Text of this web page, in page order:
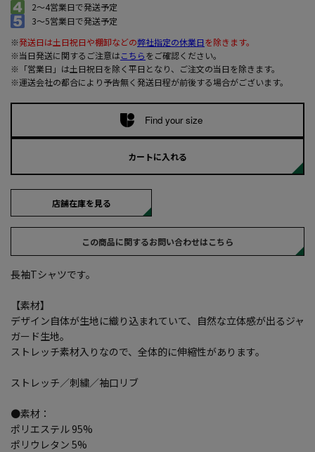
2～4営業日で発送予定
3～5営業日で発送予定
※発送日は土日祝日や棚卸などの弊社指定の休業日を除きます。
※当日発送に関するご注意はこちらをご確認ください。
※「営業日」は土日祝日を除く平日となり、ご注文の当日を除きます。
※運送会社の都合により予告無く発送日程が前後する場合がございます。
Find your size
カートに入れる
店舗在庫を見る
この商品に関するお問い合わせはこちら
長袖Tシャツです。
【素材】
デザイン自体が生地に織り込まれていて、自然な立体感が出るジャ
ガード生地。
ストレッチ素材入りなので、全体的に伸縮性があります。
ストレッチ／刺繍／袖口リブ
●素材：
ポリエステル 95%
ポリウレタン 5%